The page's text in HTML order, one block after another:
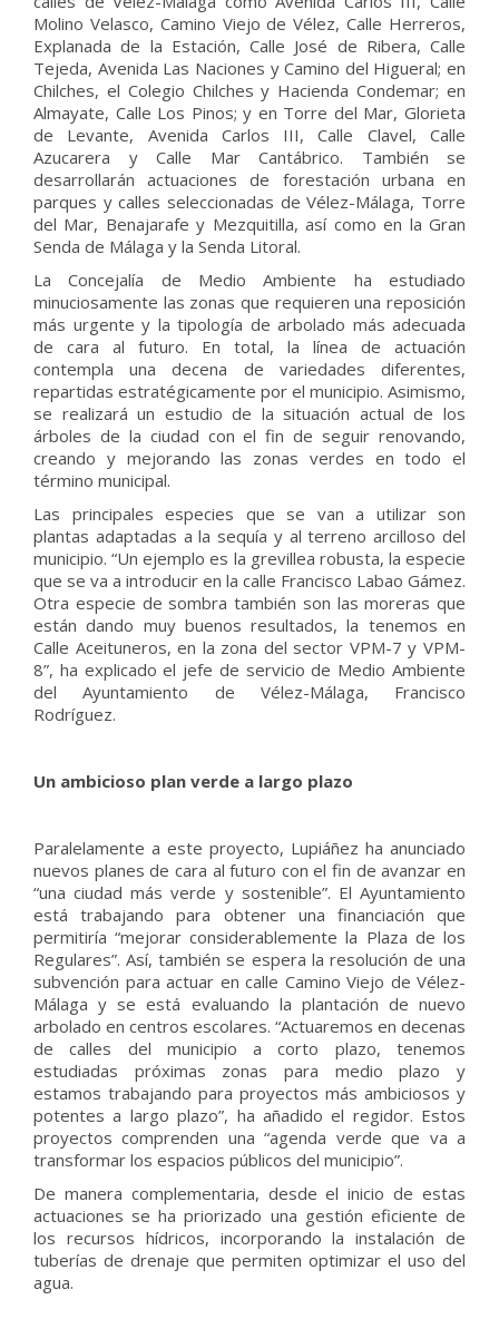
Molino Velasco, Camino Viejo de Vélez, Calle Herreros,
Explanada de la Estación, Calle José de Ribera, Calle
Tejeda, Avenida Las Naciones y Camino del Higueral; en
Chilches, el Colegio Chilches y Hacienda Condemar; en
Almayate, Calle Los Pinos; y en Torre del Mar, Glorieta
de Levante, Avenida Carlos III, Calle Clavel, Calle
Azucarera y Calle Mar Cantábrico. También se
desarrollarán actuaciones de forestación urbana en
parques y calles seleccionadas de Vélez-Málaga, Torre
del Mar, Benajarafe y Mezquitilla, así como en la Gran
Senda de Málaga y la Senda Litoral.
La Concejalía de Medio Ambiente ha estudiado
minuciosamente las zonas que requieren una reposición
más urgente y la tipología de arbolado más adecuada
de cara al futuro. En total, la línea de actuación
contempla una decena de variedades diferentes,
repartidas estratégicamente por el municipio. Asimismo,
se realizará un estudio de la situación actual de los
árboles de la ciudad con el fin de seguir renovando,
creando y mejorando las zonas verdes en todo el
término municipal.
Las principales especies que se van a utilizar son
plantas adaptadas a la sequía y al terreno arcilloso del
municipio. “Un ejemplo es la grevillea robusta, la especie
que se va a introducir en la calle Francisco Labao Gámez.
Otra especie de sombra también son las moreras que
están dando muy buenos resultados, la tenemos en
Calle Aceituneros, en la zona del sector VPM-7 y VPM-
8”, ha explicado el jefe de servicio de Medio Ambiente
del Ayuntamiento de Vélez-Málaga, Francisco
Rodríguez.
Un ambicioso plan verde a largo plazo
Paralelamente a este proyecto, Lupiáñez ha anunciado
nuevos planes de cara al futuro con el fin de avanzar en
“una ciudad más verde y sostenible”. El Ayuntamiento
está trabajando para obtener una financiación que
permitiría “mejorar considerablemente la Plaza de los
Regulares”. Así, también se espera la resolución de una
subvención para actuar en calle Camino Viejo de Vélez-
Málaga y se está evaluando la plantación de nuevo
arbolado en centros escolares. “Actuaremos en decenas
de calles del municipio a corto plazo, tenemos
estudiadas próximas zonas para medio plazo y
estamos trabajando para proyectos más ambiciosos y
potentes a largo plazo”, ha añadido el regidor. Estos
proyectos comprenden una “agenda verde que va a
transformar los espacios públicos del municipio”.
De manera complementaria, desde el inicio de estas
actuaciones se ha priorizado una gestión eficiente de
los recursos hídricos, incorporando la instalación de
tuberías de drenaje que permiten optimizar el uso del
agua.